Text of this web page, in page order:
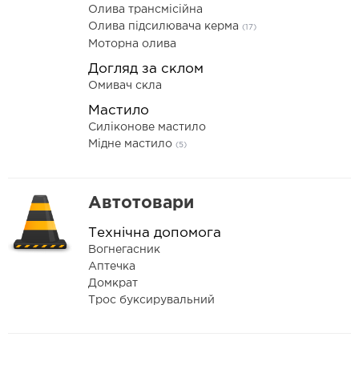
Олива трансмісійна
Олива підсилювача керма (17)
Моторна олива
Догляд за склом
Омивач скла
Мастило
Силіконове мастило
Мідне мастило (5)
Автотовари
Технічна допомога
Вогнегасник
Аптечка
Домкрат
Трос буксирувальний